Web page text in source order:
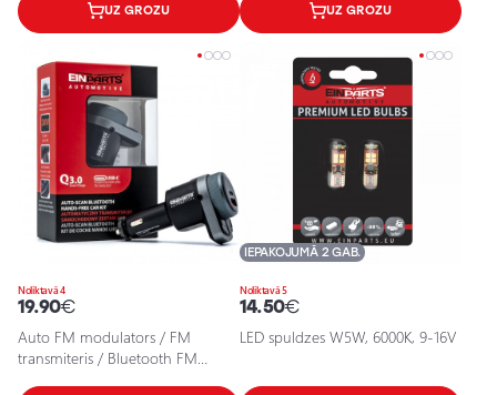
UZ GROZU UZ GROZU
Noliktavā 4
19.90€
Auto FM modulators / FM
transmiteris / Bluetooth FM
Noliktavā 5
IEPAKOJUMĀ 2 GAB.
14.50€
LED spuldzes W5W, 6000K, 9-16V